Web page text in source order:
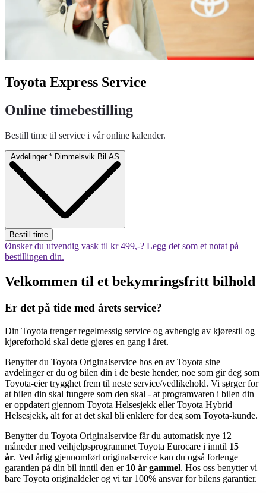
Toyota Express Service
Online timebestilling
Bestill time til service i vår online kalender.
Avdelinger * Dimmelsvik Bil AS
Bestill time
Ønsker du utvendig vask til kr 499,-? Legg det som et notat på
bestillingen din.
Velkommen til et bekymringsfritt bilhold
Er det på tide med årets service?
Din Toyota trenger regelmessig service og avhengig av kjørestil og
kjøreforhold skal dette gjøres en gang i året.
Benytter du Toyota Originalservice hos en av Toyota sine
avdelinger er du og bilen din i de beste hender, noe som gir deg som
Toyota-eier trygghet frem til neste service/vedlikehold. Vi sørger for
at bilen din skal fungere som den skal - at programvaren i bilen din
er oppdatert gjennom Toyota Helsesjekk eller Toyota Hybrid
Helsesjekk, alt for at det skal bli enklere for deg som Toyota-kunde.
Benytter du Toyota Originalservice får du automatisk nye 12
måneder med veihjelpsprogrammet Toyota Eurocare i inntil 15
år. Ved årlig gjennomført originalservice kan du også forlenge
garantien på din bil inntil den er 10 år gammel. Hos oss benytter vi
bare Toyota originaldeler og vi tar 100% ansvar for bilens garantier.